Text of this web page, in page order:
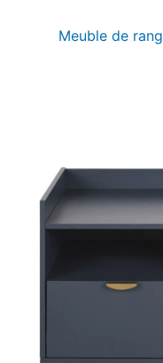
Meuble de